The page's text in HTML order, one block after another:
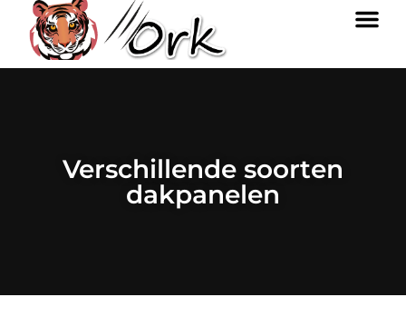
Verschillende soorten
dakpanelen